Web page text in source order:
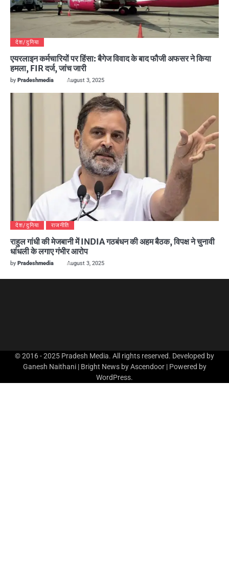
देश/दुनिया
एयरलाइन कर्मचारियों पर हिंसा: बैगेज विवाद के बाद फौजी अफसर ने किया
हमला, FIR दर्ज, जांच जारी
by Pradeshmedia August 3, 2025
देश/दुनिया राजनीति
राहुल गांधी की मेजबानी में INDIA गठबंधन की अहम बैठक, विपक्ष ने चुनावी
धांधली के लगाए गंभीर आरोप
by Pradeshmedia August 3, 2025
© 2016 - 2025 Pradesh Media. All rights reserved. Developed by
Ganesh Naithani | Bright News byAscendoor| Powered by
WordPress.